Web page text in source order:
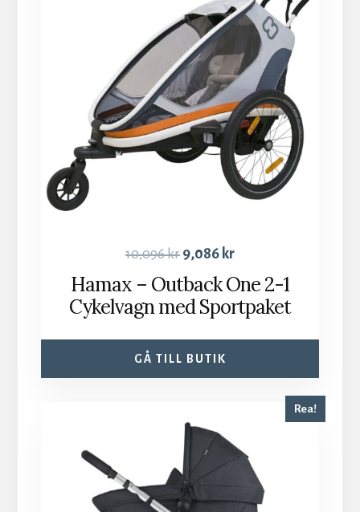
10,096kr 9,086 kr
Hamax – Outback One 2-1
Cykelvagn med Sportpaket
GÅ TILL BUTIK
Rea!